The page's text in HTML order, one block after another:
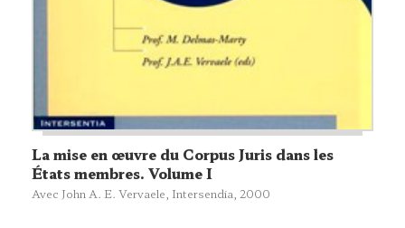
La mise en œuvre du Corpus Juris dans les
États membres. Volume I
Avec John A. E. Vervaele, Intersendia, 2000